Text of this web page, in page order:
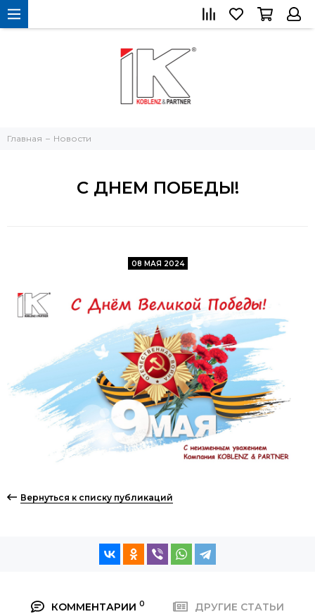
Главная Новости
С ДНЕМ ПОБЕДЫ!
08 МАЯ 2024
Вернуться к списку публикаций
КОММЕНТАРИИ 0 ДРУГИЕ СТАТЬИ